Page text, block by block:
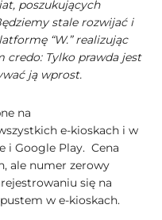
poszukujących
stale rozwijać i
“W.” realizując
credo: Tylko prawda jest
ją wprost.
na
e-kioskach i w
i Google Play. Cena
ale numer zerowy
się na
w e-kioskach.